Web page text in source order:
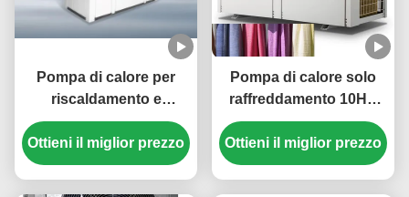
Pompa di calore per
riscaldamento e
raffreddamento super
potente da 210 kW con
scambiatore di calore a
Ottieni il miglior prezzo
Pompa di calore solo
raffreddamento 10HP
380V 3N/50Hz per il
raffreddamento dei
tessuti
Ottieni il miglior prezzo